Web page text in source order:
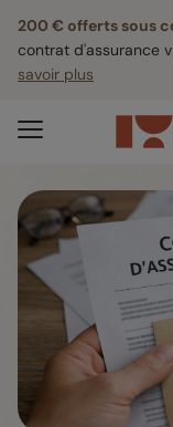
200 € offerts sous
contrat d'assurance
savoir plus